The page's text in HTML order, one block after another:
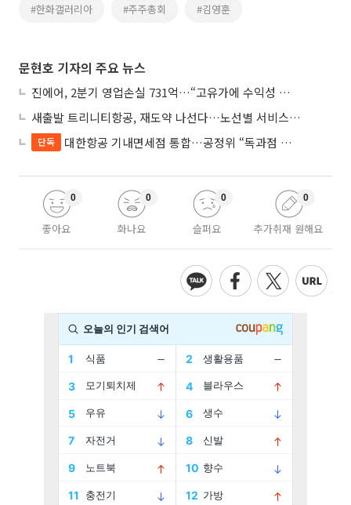
#한화갤러리아 #주주총회 #김영훈
문현호 기자의 주요 뉴스
진에어, 2분기 영업손실 731억…“고유가에 수익성 악화”
새출발 트리니티항공, 재도약 나선다…노선별 서비스 차별화
단독 대한항공 기내면세점 통합…공정위 “독과점 여부 따진다”
좋아요
0
화나요
0
슬퍼요
0
추가취재 원해요
0